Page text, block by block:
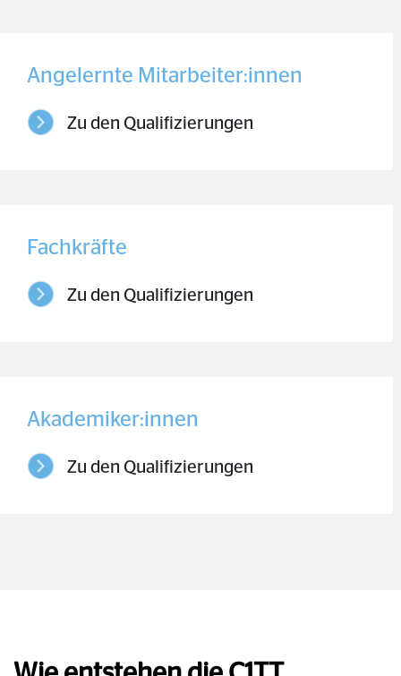
Angelernte Mitarbeiter:innen
Zu den Qualifizierungen
Fachkräfte
Zu den Qualifizierungen
Akademiker:innen
Zu den Qualifizierungen